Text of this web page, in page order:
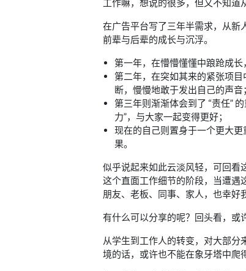
工作嘛，想说的很多，但又不知道
在广告平台写了三年半需求，从新
前辈与后辈的成长与沉浮。
第一年，在懵懵懂懂中踉跄成
第二年，在突如其来的紧张项
断，慢慢地敢于发出自己的声音
第三年则渐渐体会到了 “责任”
力”，与大家一起变得更好；
现在的自己则置身于一个更大
果。
似乎说起来如此云淡风轻，可回看
这个直面工作细节的阶段，当遭遇
朋友、老板、同事、家人，也幸好
有什么可以分享的呢？回头看，或
从学生到工作人的转变，对大部
境的话，或许也不能在象牙塔中爬